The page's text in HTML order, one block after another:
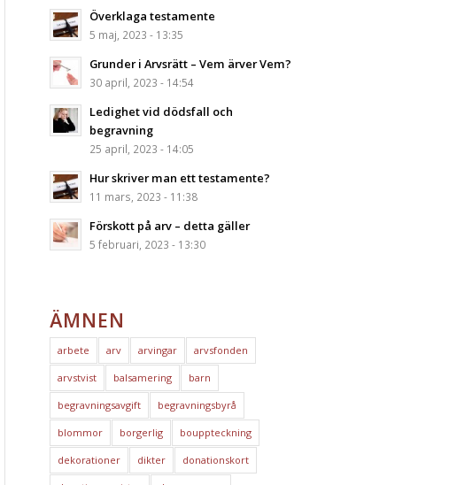
Överklaga testamente
5 maj, 2023 - 13:35
Grunder i Arvsrätt – Vem ärver Vem?
30 april, 2023 - 14:54
Ledighet vid dödsfall och
begravning
25 april, 2023 - 14:05
Hur skriver man ett testamente?
11 mars, 2023 - 11:38
Förskott på arv – detta gäller
5 februari, 2023 - 13:30
ÄMNEN
arbete arv arvingar arvsfonden
arvstvist balsamering barn
begravningsavgift begravningsbyrå
blommor borgerlig bouppteckning
dekorationer dikter donationskort